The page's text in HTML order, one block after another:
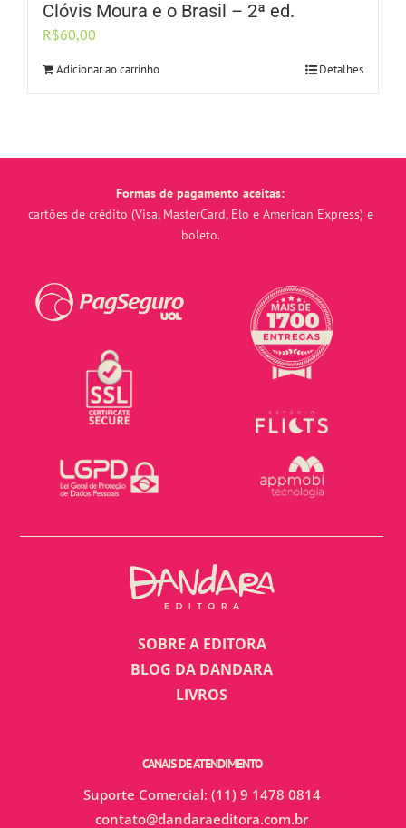
Clóvis Moura e o Brasil – 2ª ed.
R$60,00
Adicionar ao carrinho Detalhes
Formas de pagamento aceitas:
cartões de crédito (Visa, MasterCard, Elo e American Express) e
boleto.
SOBRE A EDITORA
BLOG DA DANDARA
LIVROS
CANAIS DE ATENDIMENTO
Suporte Comercial: (11) 9 1478 0814
contato@dandaraeditora.com.br